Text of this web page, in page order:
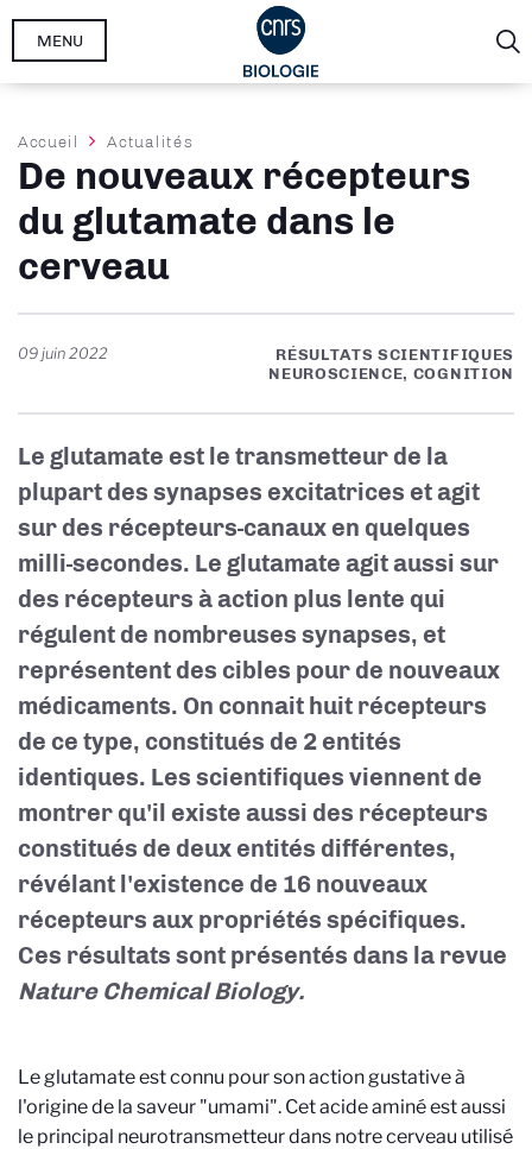
Aller
MENU
Fil
d'Ariane
Accueil Actualités
De nouveaux récepteurs
du glutamate dans le
cerveau
09 juin 2022
RÉSULTATS SCIENTIFIQUES
NEUROSCIENCE, COGNITION
Le glutamate est le transmetteur de la
plupart des synapses excitatrices et agit
sur des récepteurs-canaux en quelques
milli-secondes. Le glutamate agit aussi sur
des récepteurs à action plus lente qui
régulent de nombreuses synapses, et
représentent des cibles pour de nouveaux
médicaments. On connait huit récepteurs
de ce type, constitués de 2 entités
identiques. Les scientifiques viennent de
montrer qu'il existe aussi des récepteurs
constitués de deux entités différentes,
révélant l'existence de 16 nouveaux
récepteurs aux propriétés spécifiques.
Ces résultats sont présentés dans la revue
Nature Chemical Biology.
Le glutamate est connu pour son action gustative à
l'origine de la saveur "umami". Cet acide aminé est aussi
le principal neurotransmetteur dans notre cerveau utilisé